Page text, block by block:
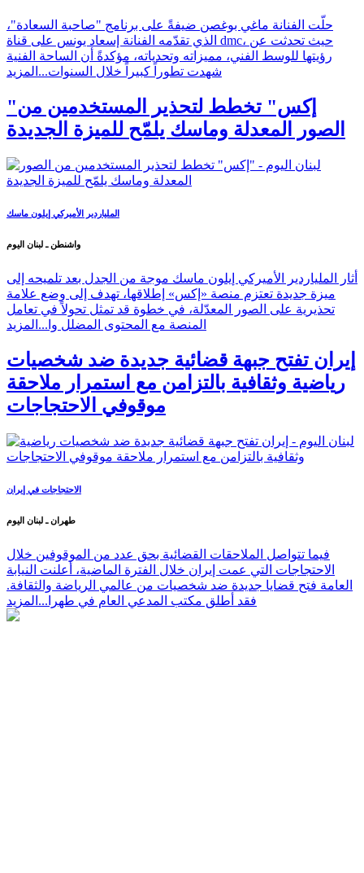
حلّت الفنانة ماغي بوغصن ضيفةً على برنامج "صاحبة السعادة"،
الذي تقدّمه الفنانة إسعاد يونس على قناة dmc، حيث تحدثت عن
رؤيتها للوسط الفني، مميزاته وتحدياته، مؤكدةً أن الساحة الفنية
شهدت تطوراً كبيراً خلال السنوات... المزيد
"إكس" تخطط لتحذير المستخدمين من
الصور المعدلة وماسك يلمّح للميزة الجديدة
الملياردير الأميركي إيلون ماسك
واشنطن ـ لبنان اليوم
أثار الملياردير الأميركي إيلون ماسك موجة من الجدل بعد تلميحه إلى
ميزة جديدة تعتزم منصة «إكس» إطلاقها، تهدف إلى وضع علامة
تحذيرية على الصور المعدّلة، في خطوة قد تمثل تحولاً في تعامل
المنصة مع المحتوى المضلل وا... المزيد
إيران تفتح جبهة قضائية جديدة ضد شخصيات
رياضية وثقافية بالتزامن مع استمرار ملاحقة
موقوفي الاحتجاجات
الاحتجاجات في إيران
طهران ـ لبنان اليوم
فيما تتواصل الملاحقات القضائية بحق عدد من الموقوفين خلال
الاحتجاجات التي عمت إيران خلال الفترة الماضية، أعلنت النيابة
العامة فتح قضايا جديدة ضد شخصيات من عالمي الرياضة والثقافة.
فقد أطلق مكتب المدعي العام في طهرا... المزيد